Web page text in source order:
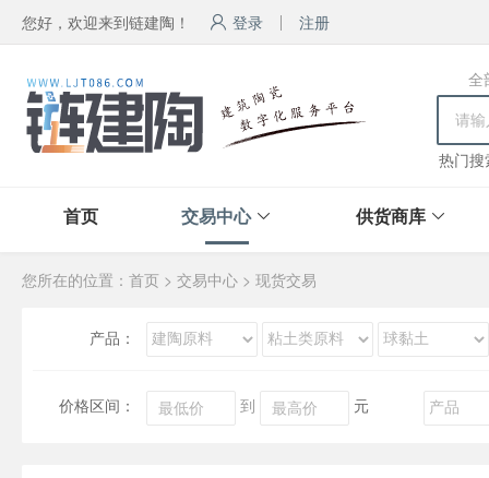
您好，欢迎来到链建陶！ 登录 注册
全
热门搜
首页 交易中心 供货商库
您所在的位置： 首页 > 交易中心 > 现货交易
产品：
价格区间： 到 元